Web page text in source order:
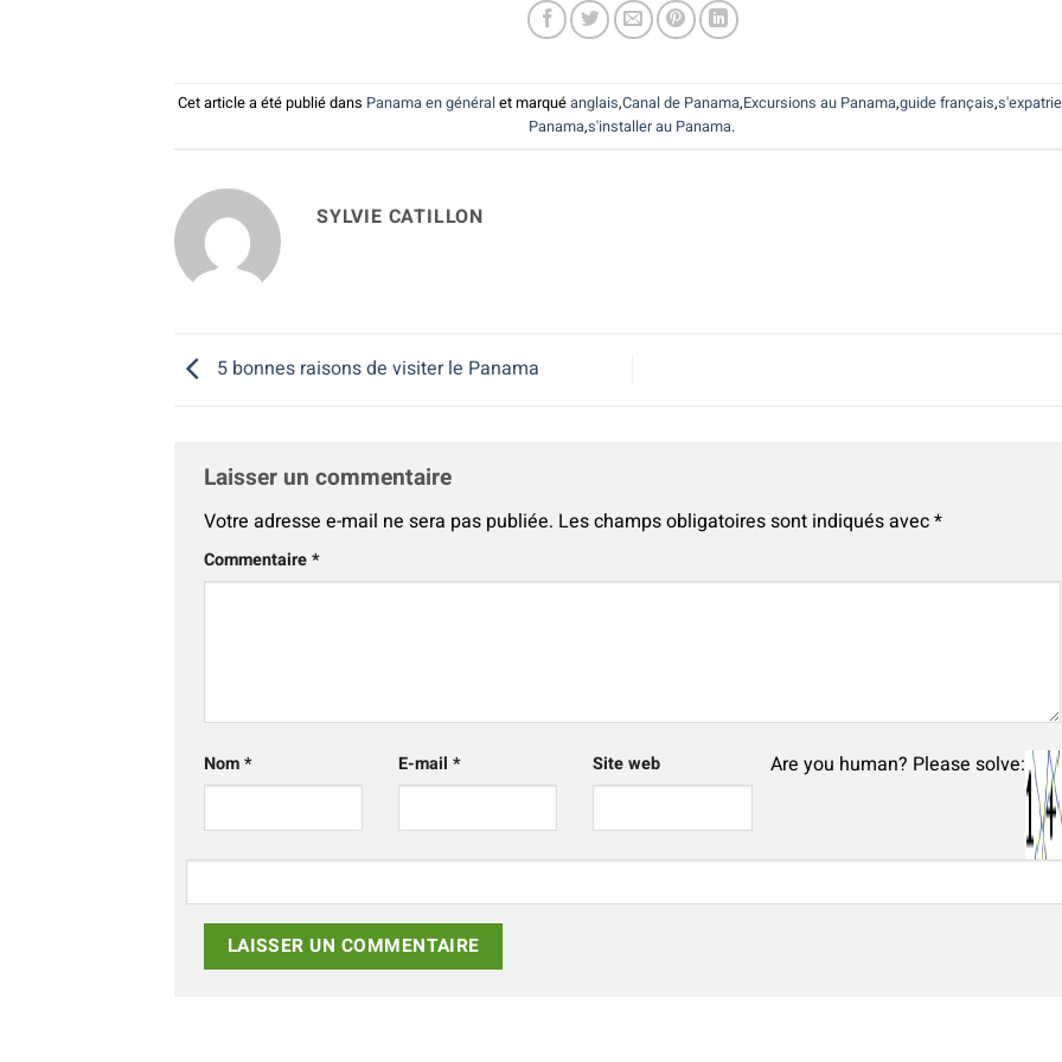
Cet article a été publié dans Panama en généralet marquéanglais,Canal de Panama,Excursions au Panama,guide français,
Panama,s'installer au Panama.
SYLVIE CATILLON
5 bonnes raisons de visiter le Panama
Laisser un commentaire
Votre adresse e-mail ne sera pas publiée. Les champs obligatoires sont indiqués avec*
Commentaire*
Nom* E-mail* Site web Are you human? Please solve:
Alternative: